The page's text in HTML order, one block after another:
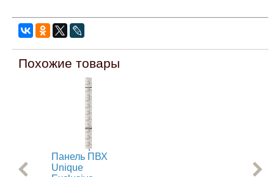
Похожие товары
Панель ПВХ
Unique